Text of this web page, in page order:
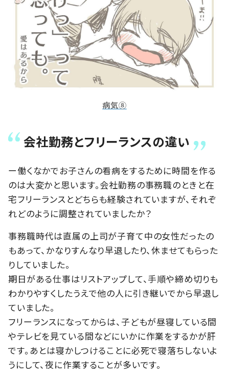
病気⑧
会社勤務とフリーランスの違い
ー働くなかでお子さんの看病をするために時間を作る
のは大変かと思います。会社勤務の事務職のときと在
宅フリーランスとどちらも経験されていますが、それぞ
れどのように調整されていましたか？
事務職時代は直属の上司が子育て中の女性だったの
もあって、かなりすんなり早退したり、休ませてもらった
りしていました。
期日がある仕事はリストアップして、手順や締め切りも
わかりやすくしたうえで他の人に引き継いでから早退し
ていました。
フリーランスになってからは、子どもが昼寝している間
やテレビを見ている間などにいかに作業をするかが肝
です。あとは寝かしつけることに必死で寝落ちしないよ
うにして、夜に作業することが多いです。